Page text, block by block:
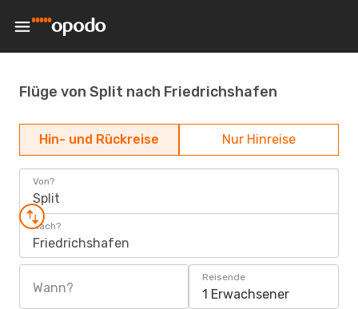
Flüge von Split nach Friedrichshafen
Hin- und Rückreise Nur Hinreise
Von?
Split
Nach?
Friedrichshafen
Wann?
Reisende
1 Erwachsener